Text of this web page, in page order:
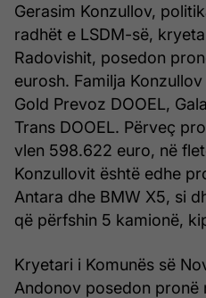
Gerasim Konzullov,
radhët e LSDM-së,
Radovishit, posedon
eurosh. Familja
Gold Prevoz DOOEL,
Trans DOOEL. Përveç
vlen 598.622 euro, në
Konzullovit është edhe
Antara dhe BMW X5, si
që përfshin 5 kamionë,
Kryetari i Komunës së
Andonov posedon pronë